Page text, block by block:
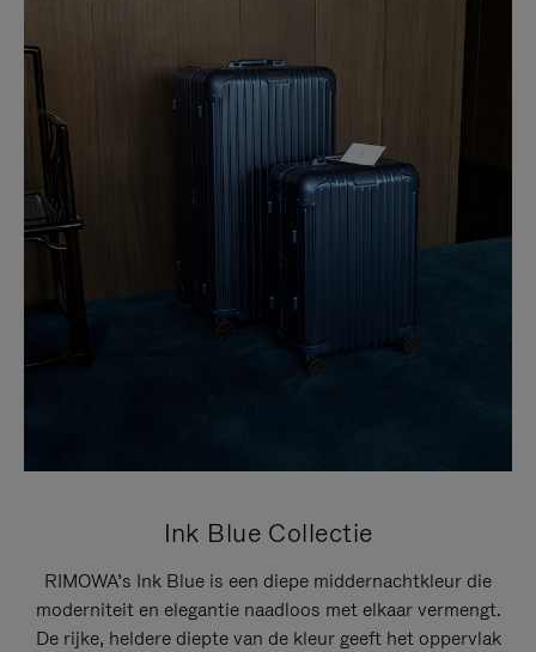
Ink Blue Collectie
RIMOWA’s Ink Blue is een diepe middernachtkleur die
moderniteit en elegantie naadloos met elkaar vermengt.
De rijke, heldere diepte van de kleur geeft het oppervlak